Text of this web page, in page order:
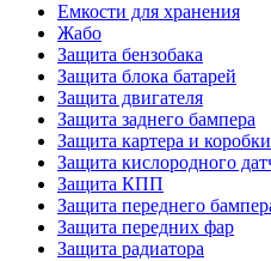
Емкости для хранения
Жабо
Защита бензобака
Защита блока батарей
Защита двигателя
Защита заднего бампера
Защита картера и
Защита кислородного
Защита КПП
Защита переднего
Защита передних фар
Защита радиатора